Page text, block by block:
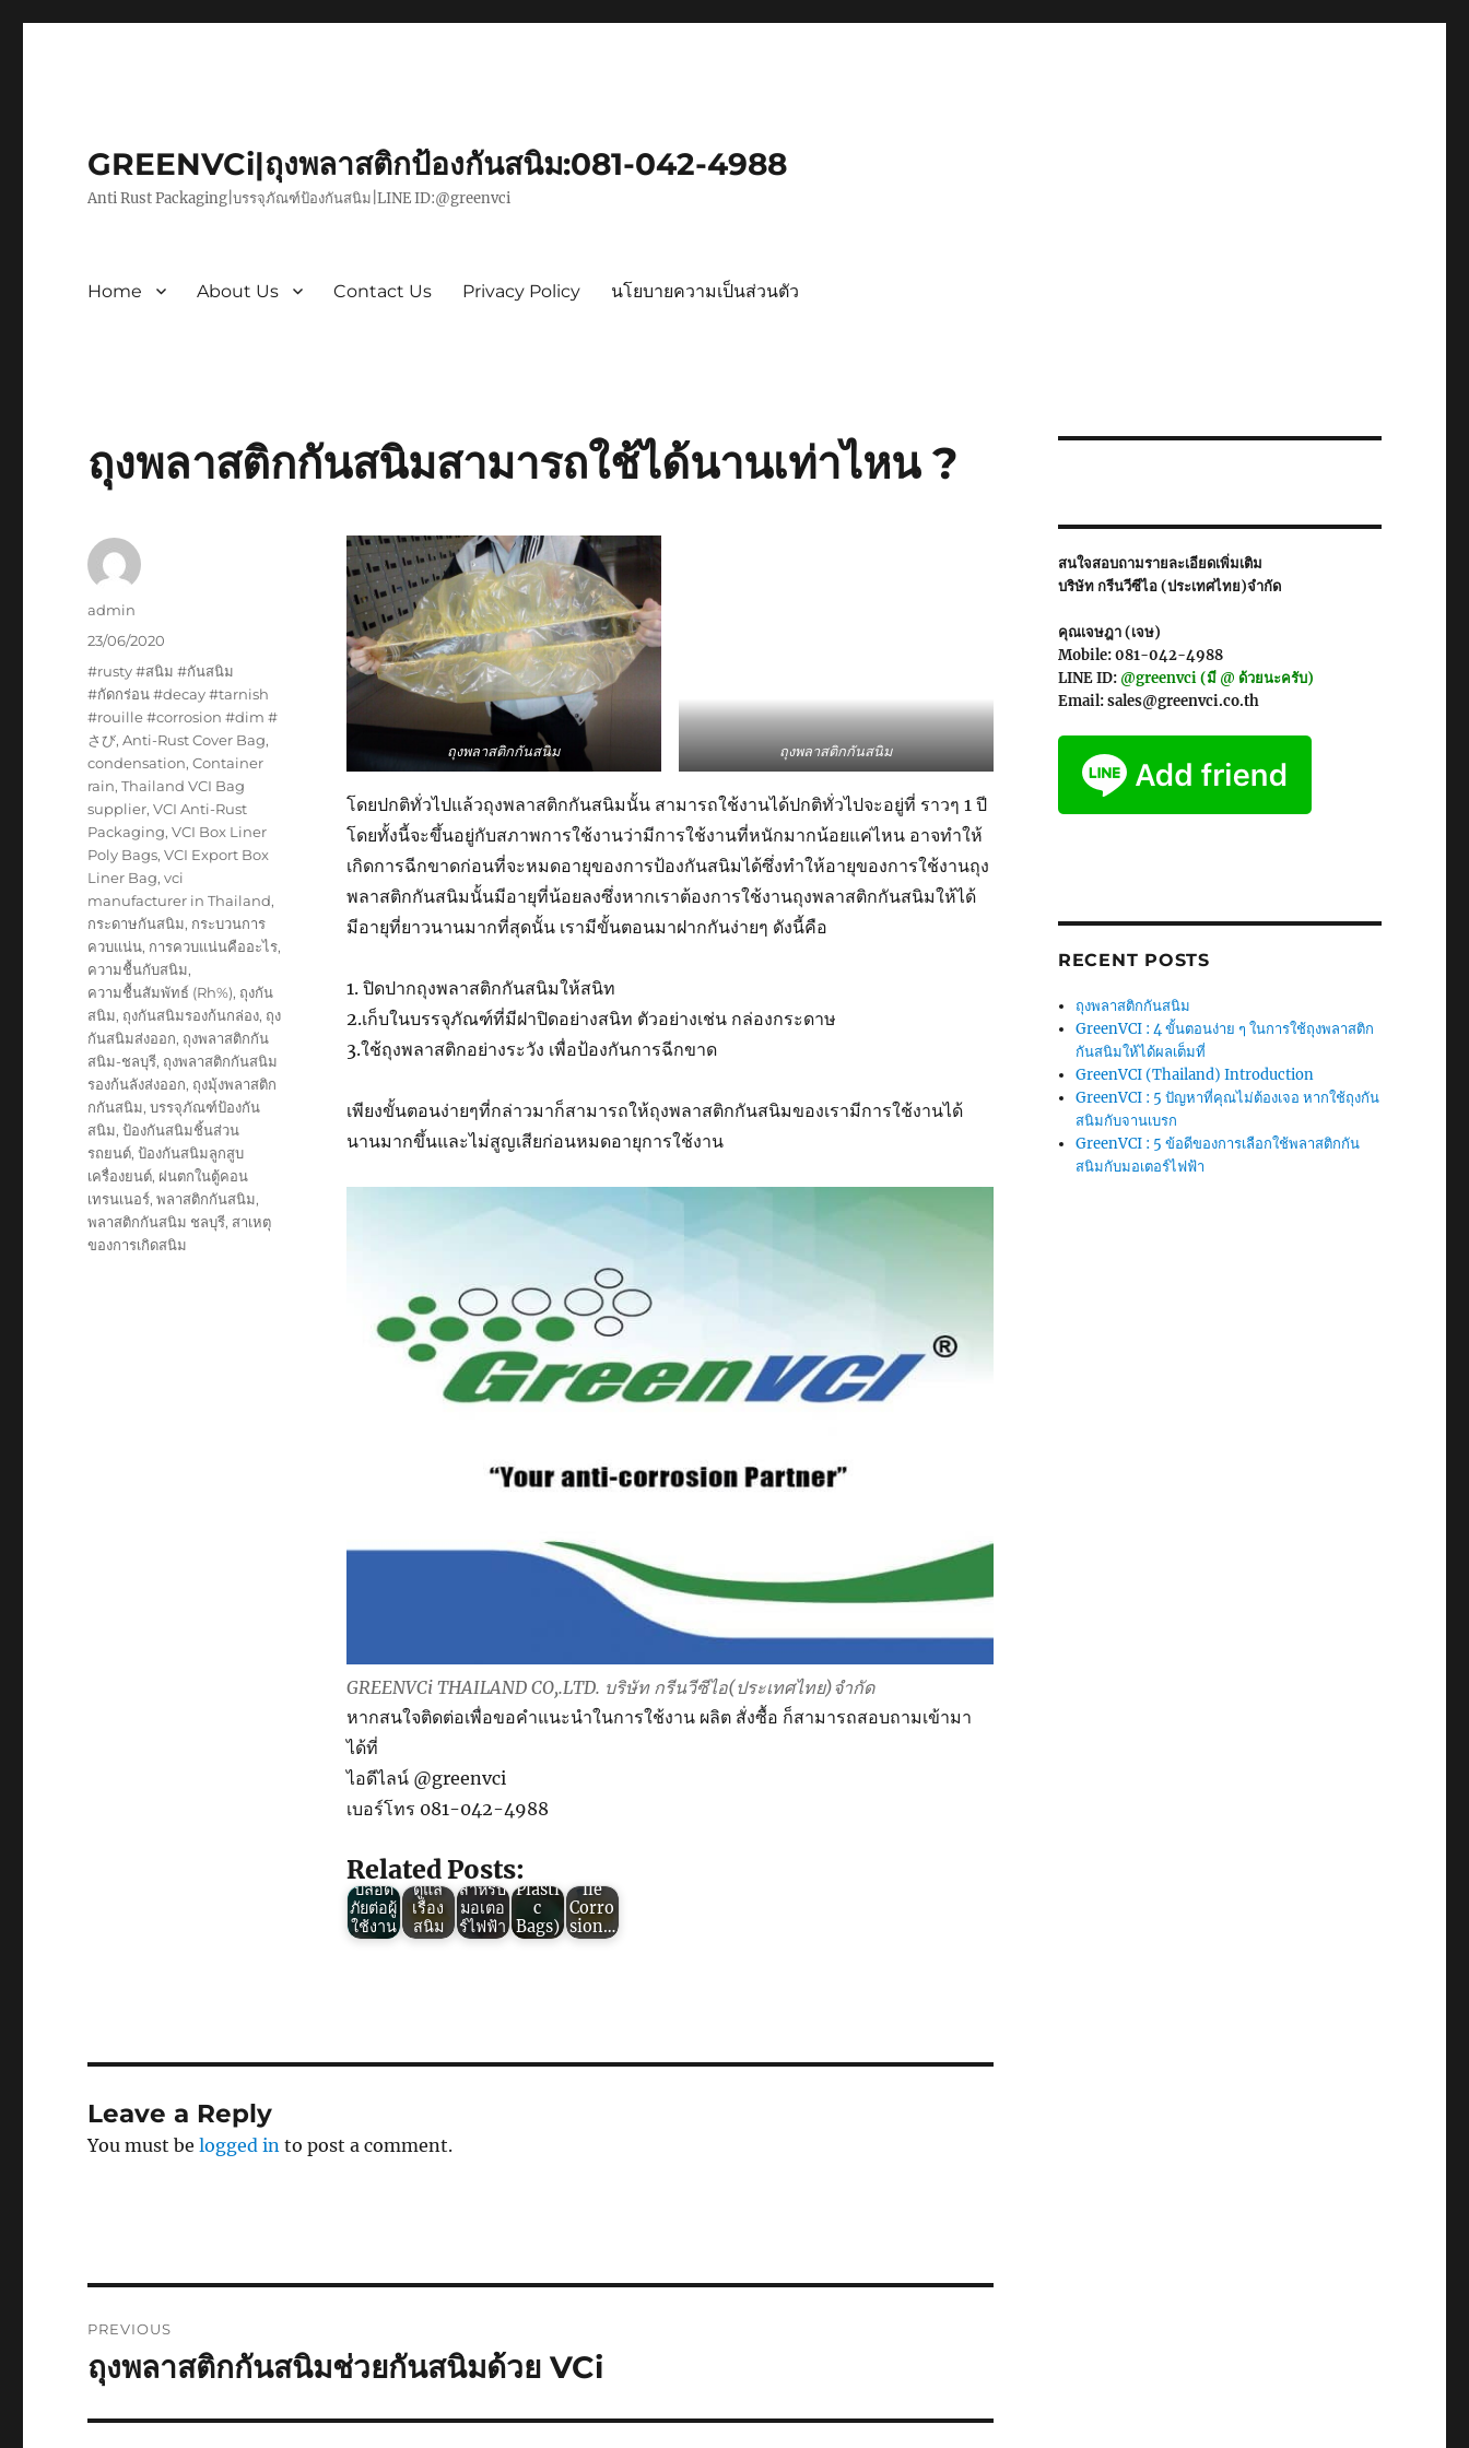
GREENVCi|ถุงพลาสติกป้องกันสนิม:081-042-4988
Anti Rust Packaging|บรรจุภัณฑ์ป้องกันสนิม|LINE ID:@greenvci
Home About Us Contact Us Privacy Policy นโยบายความเป็นส่วนตัว
ถุงพลาสติกกันสนิมสามารถใช้ได้นานเท่าไหน ?
ถุงพลาสติกกันสนิม ถุงพลาสติกกันสนิม
โดยปกติทั่วไปแล้วถุงพลาสติกกันสนิมนั้น สามารถใช้งานได้ปกติทั่วไปจะอยู่ที่ ราวๆ 1 ปี
โดยทั้งนี้จะขึ้นอยู่กับสภาพการใช้งานว่ามีการใช้งานที่หนักมากน้อยแค่ไหน อาจทำให้
เกิดการฉีกขาดก่อนที่จะหมดอายุของการป้องกันสนิมได้ซึ่งทำให้อายุของการใช้งานถุง
พลาสติกกันสนิมนั้นมีอายุที่น้อยลงซึ่งหากเราต้องการใช้งานถุงพลาสติกกันสนิมให้ได้
มีอายุที่ยาวนานมากที่สุดนั้น เรามีขั้นตอนมาฝากกันง่ายๆ ดังนี้คือ
1. ปิดปากถุงพลาสติกกันสนิมให้สนิท
2.เก็บในบรรจุภัณฑ์ที่มีฝาปิดอย่างสนิท ตัวอย่างเช่น กล่องกระดาษ
3.ใช้ถุงพลาสติกอย่างระวัง เพื่อป้องกันการฉีกขาด
เพียงขั้นตอนง่ายๆที่กล่าวมาก็สามารถให้ถุงพลาสติกกันสนิมของเรามีการใช้งานได้
นานมากขึ้นและไม่สูญเสียก่อนหมดอายุการใช้งาน
GREENVCi THAILAND CO,.LTD. บริษัท กรีนวีซีไอ(ประเทศไทย)จำกัด
หากสนใจติดต่อเพื่อขอคำแนะนำในการใช้งาน ผลิต สั่งซื้อ ก็สามารถสอบถามเข้ามา
ได้ที่
ไอดีไลน์ @greenvci
เบอร์โทร 081-042-4988
Related Posts:
Green
VCI :
ถุง
พลาสติ
ใช้ง่าย
ปลอด
ภัยต่อผู้
ใช้งาน
ถุง
กกัน
การ
ดูแล
เรื่อง
สนิม
ถุง
กกัน
ป้องกัน
สำหรับ
มอเตอ
ร์ไฟฟ้า
Green
พลาสติ
(VCI
Plasti
c
Bags)
ile
Corro
sion…
Author
admin
Posted
23/06/2020
Tags
#rusty #สนิม #กันสนิม
#กัดกร่อน #decay #tarnish
#rouille #corrosion #dim #
さび,Anti-Rust Cover Bag,
condensation,Container
rain,Thailand VCI Bag
supplier,VCI Anti-Rust
Packaging,VCI Box Liner
Poly Bags,VCI Export Box
Liner Bag,vci
manufacturer in Thailand,
กระดาษกันสนิม, กระบวนการ
ควบแน่น, การควบแน่นคืออะไร,
ความชื้นกับสนิม,
ความชื้นสัมพัทธ์ (Rh%), ถุงกัน
สนิม, ถุงกันสนิมรองก้นกล่อง, ถุง
กันสนิมส่งออก, ถุงพลาสติกกัน
สนิม-ชลบุรี, ถุงพลาสติกกันสนิม
รองก้นลังส่งออก, ถุงมุ้งพลาสติก
กกันสนิม,บรรจุภัณฑ์ป้องกัน
สนิม,ป้องกันสนิมชิ้นส่วน
รถยนต์,ป้องกันสนิมลูกสูบ
เครื่องยนต์, ฝนตกในตู้คอน
เทรนเนอร์,พลาสติกกันสนิม,
พลาสติกกันสนิม ชลบุรี, สาเหตุ
ของการเกิดสนิม
Leave a Reply
You must belogged in to post a comment.
navigation
PREVIOUS
Previous
post:
ถุงพลาสติกกันสนิมช่วยกันสนิมด้วย VCi
สนใจสอบถามรายละเอียดเพิ่มเติม
บริษัท กรีนวีซีไอ (ประเทศไทย)จำกัด
คุณเจษฎา (เจษ)
Mobile: 081-042-4988
LINE ID: @greenvci (มี @ ด้วยนะครับ)
Email: sales@greenvci.co.th
RECENT POSTS
ถุงพลาสติกกันสนิม
GreenVCI : 4 ขั้นตอนง่าย ๆ ในการใช้ถุงพลาสติก
กันสนิมให้ได้ผลเต็มที่
GreenVCI (Thailand) Introduction
GreenVCI : 5 ปัญหาที่คุณไม่ต้องเจอ หากใช้ถุงกัน
สนิมกับจานเบรก
GreenVCI : 5 ข้อดีของการเลือกใช้พลาสติกกัน
สนิมกับมอเตอร์ไฟฟ้า